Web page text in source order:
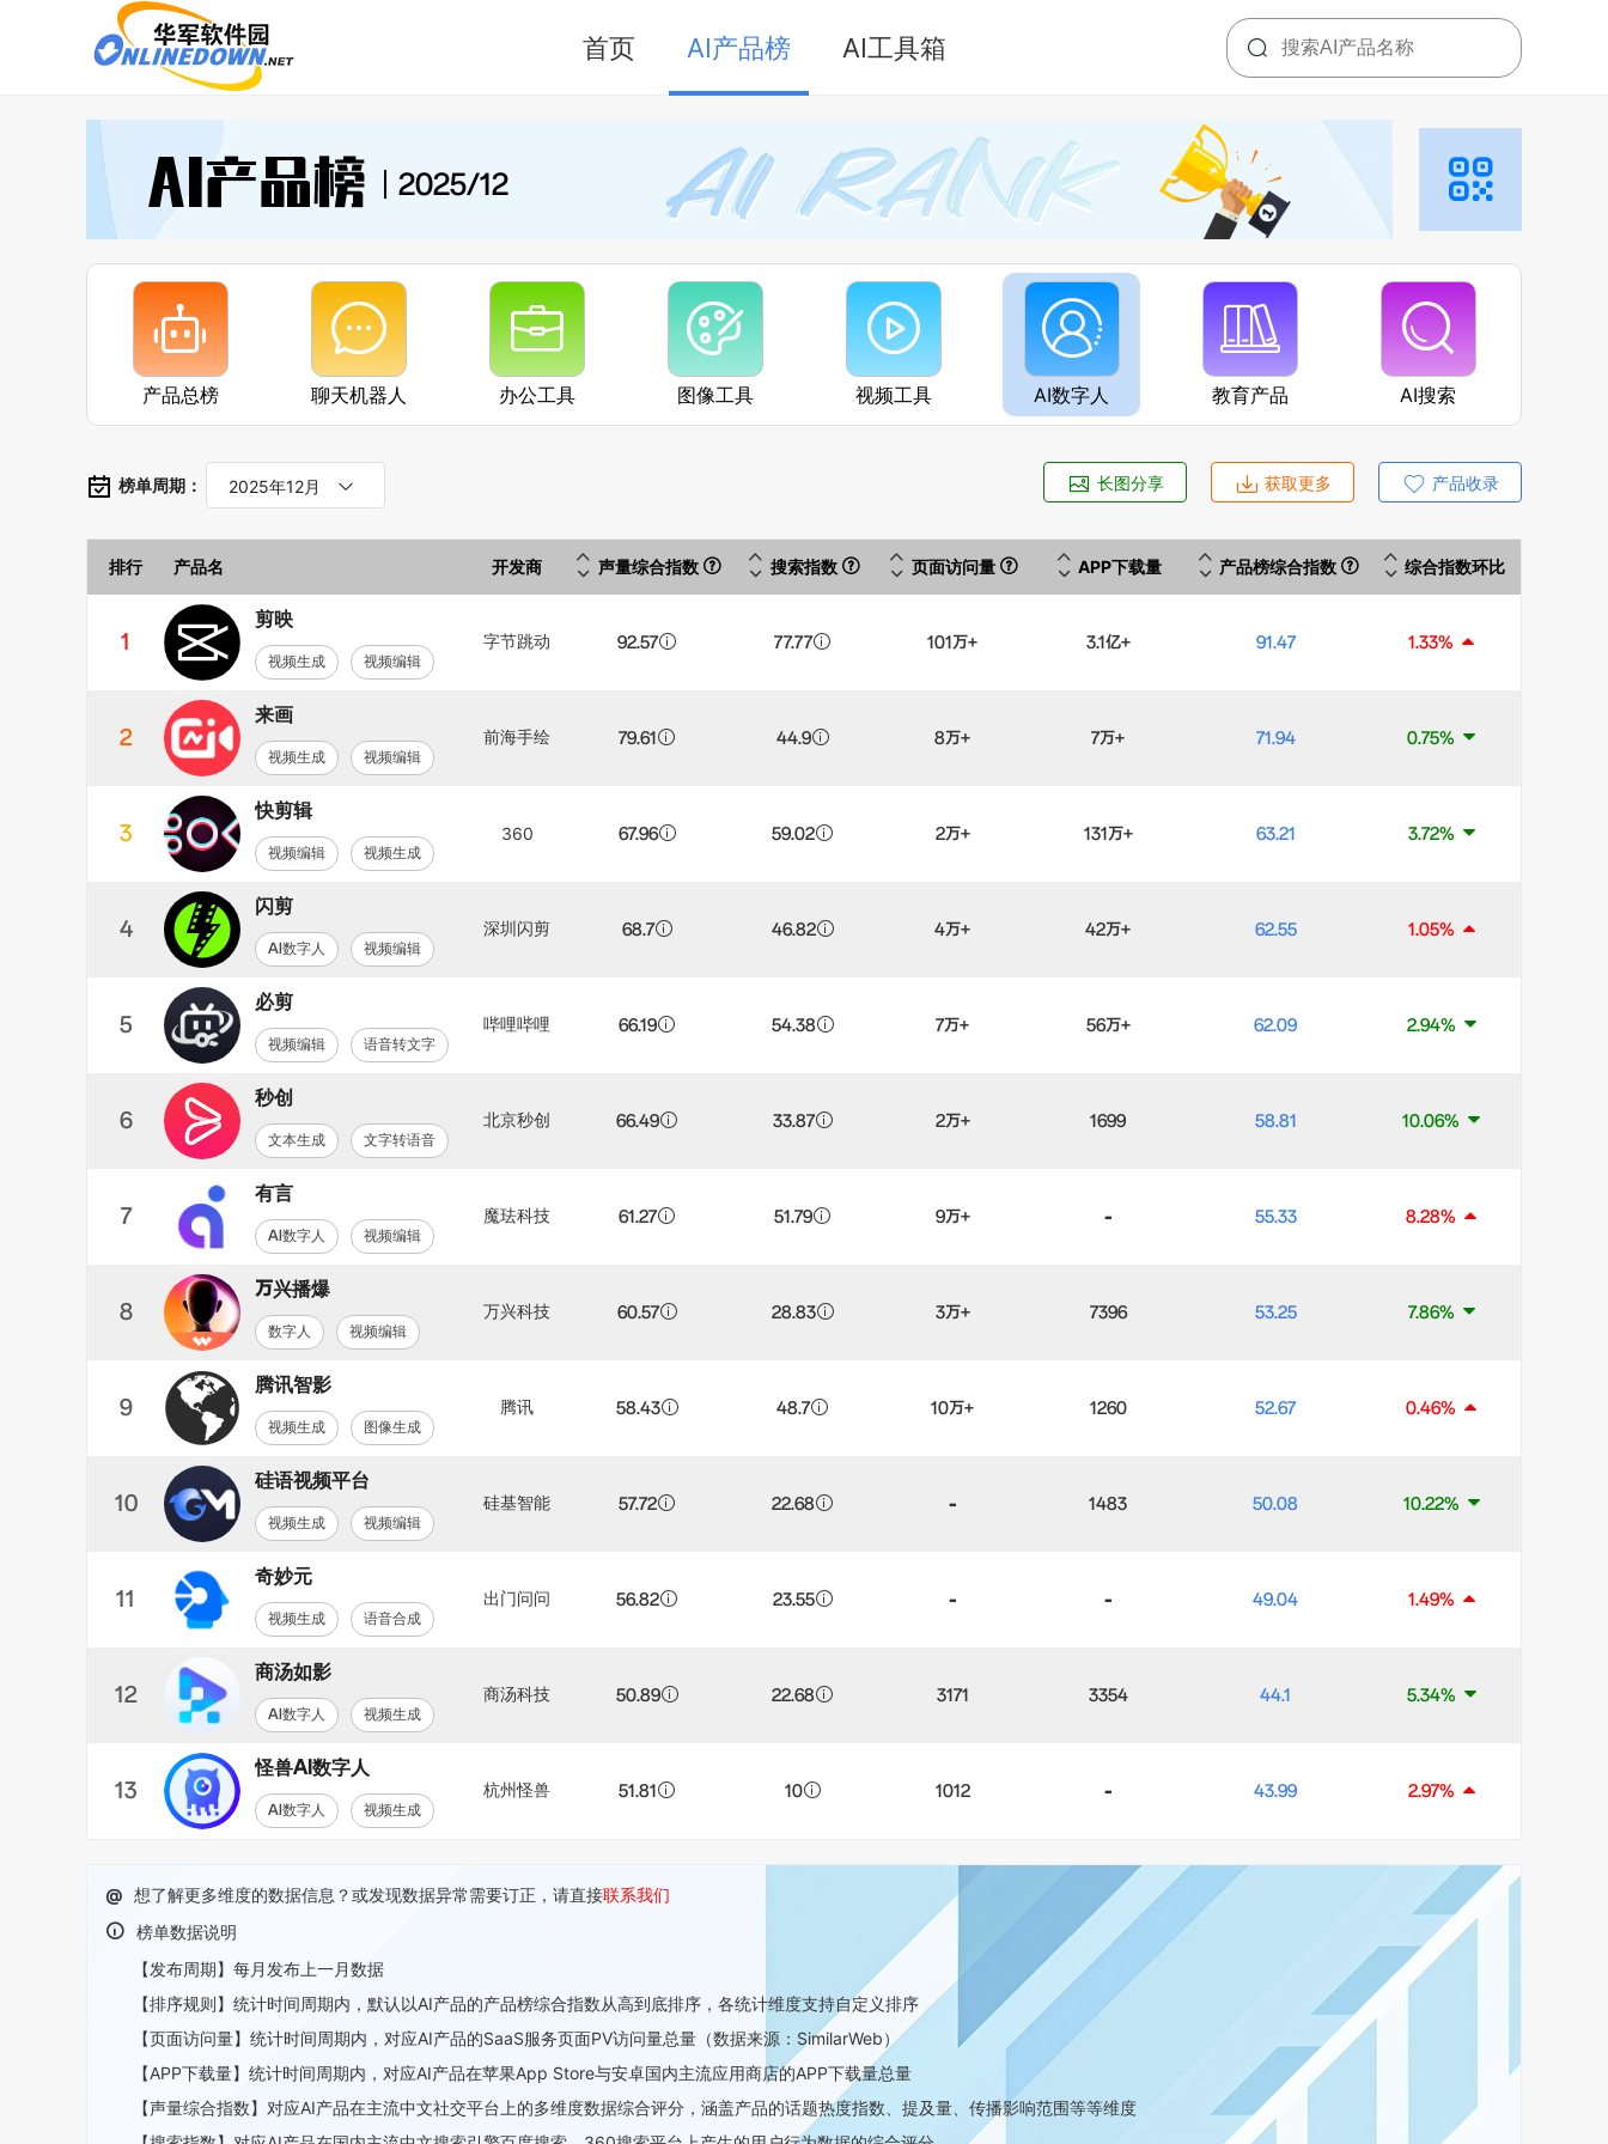
首页 AI产品榜 AI工具箱
AI产品榜 2025/12
产品总榜 聊天机器人 办公工具 图像工具 视频工具 AI数字人 教育产品 AI搜索
榜单周期： 2025年12月 长图分享 获取更多 产品收录
排行 产品名 开发商 声量综合指数 搜索指数 页面访问量 APP下载量 产品榜综合指数 综合指数环比
1
剪映
视频生成 视频编辑
字节跳动 92.57 77.77 101万+ 3.1亿+ 91.47 1.33%
2
来画
视频生成 视频编辑
前海手绘 79.61 44.9 8万+ 7万+ 71.94 0.75%
3
快剪辑
视频编辑 视频生成
360 67.96 59.02 2万+ 131万+ 63.21 3.72%
4
闪剪
AI数字人 视频编辑
深圳闪剪 68.7 46.82 4万+ 42万+ 62.55 1.05%
5
必剪
视频编辑 语音转文字
哔哩哔哩 66.19 54.38 7万+ 56万+ 62.09 2.94%
6
秒创
文本生成 文字转语音
北京秒创 66.49 33.87 2万+ 1699 58.81 10.06%
7
有言
AI数字人 视频编辑
魔珐科技 61.27 51.79 9万+ - 55.33 8.28%
8
万兴播爆
数字人 视频编辑
万兴科技 60.57 28.83 3万+ 7396 53.25 7.86%
9
腾讯智影
视频生成 图像生成
腾讯 58.43 48.7 10万+ 1260 52.67 0.46%
10
硅语视频平台
视频生成 视频编辑
硅基智能 57.72 22.68 - 1483 50.08 10.22%
11
奇妙元
视频生成 语音合成
出门问问 56.82 23.55 - - 49.04 1.49%
12
商汤如影
AI数字人 视频生成
商汤科技 50.89 22.68 3171 3354 44.1 5.34%
13
怪兽AI数字人
AI数字人 视频生成
杭州怪兽 51.81 10 1012 - 43.99 2.97%
@ 想了解更多维度的数据信息？或发现数据异常需要订正，请直接联系我们
榜单数据说明
【发布周期】每月发布上一月数据
【排序规则】统计时间周期内，默认以AI产品的产品榜综合指数从高到底排序，各统计维度支持自定义排序
【页面访问量】统计时间周期内，对应AI产品的SaaS服务页面PV访问量总量（数据来源：SimilarWeb）
【APP下载量】统计时间周期内，对应AI产品在苹果App Store与安卓国内主流应用商店的APP下载量总量
【声量综合指数】对应AI产品在主流中文社交平台上的多维度数据综合评分，涵盖产品的话题热度指数、提及量、传播影响范围等等维度